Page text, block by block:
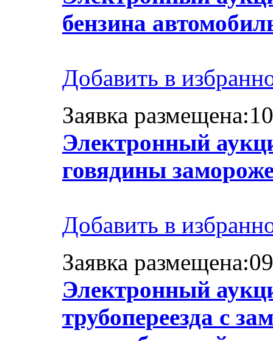
бензина
Добавить в
Заявка
Электронный
говядины
Добавить в
Заявка
Электронный
трубопереезда с